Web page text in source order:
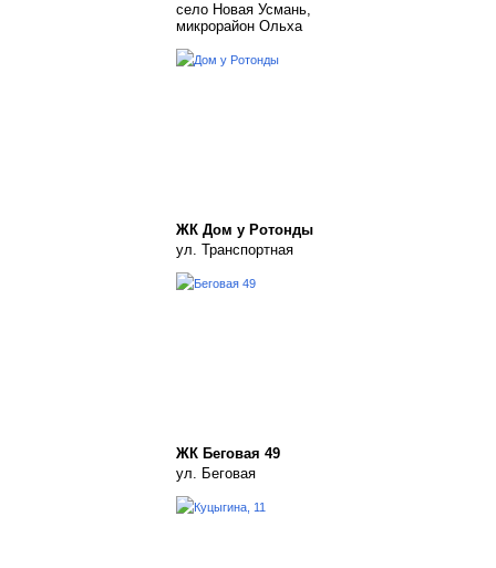
село Новая Усмань,
микрорайон Ольха
ЖК Дом у Ротонды
ул. Транспортная
ЖК Беговая 49
ул. Беговая